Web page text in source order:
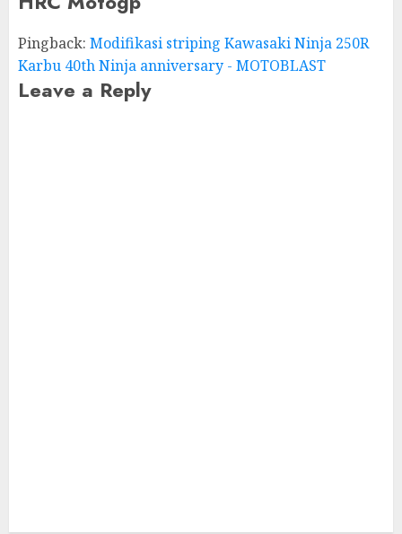
Pingback: Modifikasi striping Kawasaki Ninja 250R
Karbu 40th Ninja anniversary - MOTOBLAST
Leave a Reply